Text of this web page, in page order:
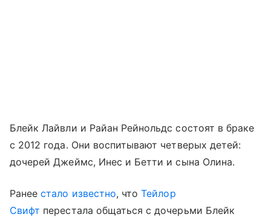
Блейк Лайвли и Райан Рейнольдс состоят в браке
с 2012 года. Они воспитывают четверых детей:
дочерей Джеймс, Инес и Бетти и сына Олина.
Ранеестало известно, чтоТейлор
Свифт перестала общаться с дочерьми Блейк